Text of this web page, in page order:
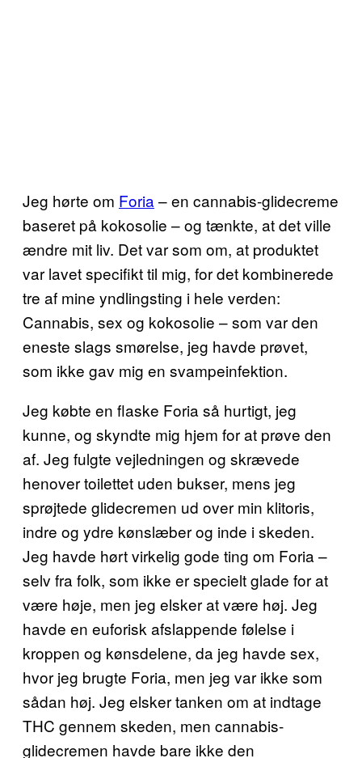
Jeg hørte om Foria – en cannabis-glidecreme
baseret på kokosolie – og tænkte, at det ville
ændre mit liv. Det var som om, at produktet
var lavet specifikt til mig, for det kombinerede
tre af mine yndlingsting i hele verden:
Cannabis, sex og kokosolie – som var den
eneste slags smørelse, jeg havde prøvet,
som ikke gav mig en svampeinfektion.
Jeg købte en flaske Foria så hurtigt, jeg
kunne, og skyndte mig hjem for at prøve den
af. Jeg fulgte vejledningen og skrævede
henover toilettet uden bukser, mens jeg
sprøjtede glidecremen ud over min klitoris,
indre og ydre kønslæber og inde i skeden.
Jeg havde hørt virkelig gode ting om Foria –
selv fra folk, som ikke er specielt glade for at
være høje, men jeg elsker at være høj. Jeg
havde en euforisk afslappende følelse i
kroppen og kønsdelene, da jeg havde sex,
hvor jeg brugte Foria, men jeg var ikke som
sådan høj. Jeg elsker tanken om at indtage
THC gennem skeden, men cannabis-
glidecremen havde bare ikke den